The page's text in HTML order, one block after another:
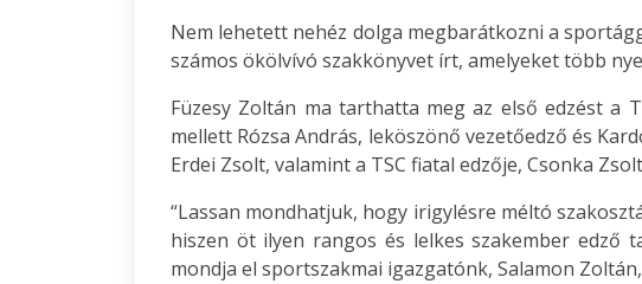
Nem lehetett nehéz dolga megbarátkozni a
számos ökölvívó szakkönyvet írt, amelyeket több
Füzesy Zoltán ma tarthatta meg az első edzést a
mellett Rózsa András, leköszönő vezetőedző és
Erdei Zsolt, valamint a TSC fiatal edzője, Csonka
“Lassan mondhatjuk, hogy irigylésre méltó
hiszen öt ilyen rangos és lelkes szakember edző
mondja el sportszakmai igazgatónk, Salamon